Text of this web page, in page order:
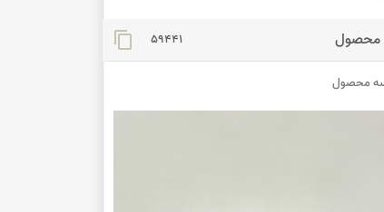
محصول 59441
content_copy
محصول